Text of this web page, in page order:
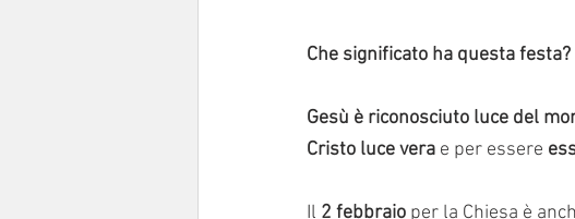
Che significato ha questa festa?
Gesù è riconosciuto luce del
Cristo luce vera e per essere
Il 2 febbraio per la Chiesa è